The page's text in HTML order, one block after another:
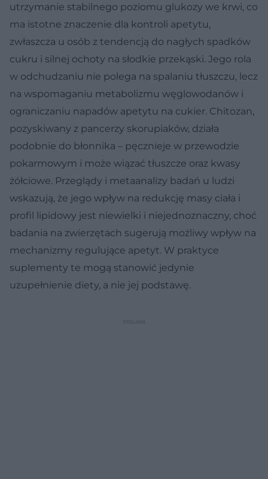
utrzymanie stabilnego poziomu glukozy we krwi, co
ma istotne znaczenie dla kontroli apetytu,
zwłaszcza u osób z tendencją do nagłych spadków
cukru i silnej ochoty na słodkie przekąski. Jego rola
w odchudzaniu nie polega na spalaniu tłuszczu, lecz
na wspomaganiu metabolizmu węglowodanów i
ograniczaniu napadów apetytu na cukier. Chitozan,
pozyskiwany z pancerzy skorupiaków, działa
podobnie do błonnika – pęcznieje w przewodzie
pokarmowym i może wiązać tłuszcze oraz kwasy
żółciowe. Przeglądy i metaanalizy badań u ludzi
wskazują, że jego wpływ na redukcję masy ciała i
profil lipidowy jest niewielki i niejednoznaczny, choć
badania na zwierzętach sugerują możliwy wpływ na
mechanizmy regulujące apetyt. W praktyce
suplementy te mogą stanowić jedynie
uzupełnienie diety, a nie jej podstawę.